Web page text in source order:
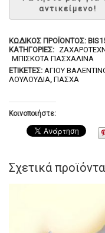
ΚΩΔΙΚΌΣ ΠΡΟΪΌΝΤΟΣ:
ΚΑΤΗΓΟΡΊΕΣ:
ΜΠΙΣΚΌΤΑ ΠΑΣΧΑΛΙΝΆ
ΕΤΙΚΈΤΕΣ: ΑΓΊΟΥ
ΛΟΥΛΟΎΔΙΑ, ΠΆΣΧΑ
Κοινοποιήστε:
Σχετικά